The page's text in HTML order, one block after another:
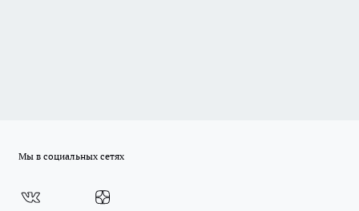
Мы в социальных сетях